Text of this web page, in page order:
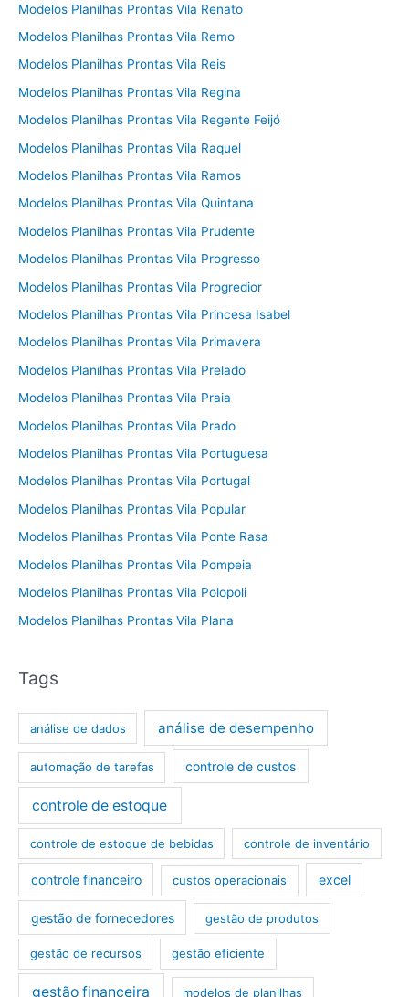
Modelos Planilhas Prontas Vila Renato
Modelos Planilhas Prontas Vila Remo
Modelos Planilhas Prontas Vila Reis
Modelos Planilhas Prontas Vila Regina
Modelos Planilhas Prontas Vila Regente Feijó
Modelos Planilhas Prontas Vila Raquel
Modelos Planilhas Prontas Vila Ramos
Modelos Planilhas Prontas Vila Quintana
Modelos Planilhas Prontas Vila Prudente
Modelos Planilhas Prontas Vila Progresso
Modelos Planilhas Prontas Vila Progredior
Modelos Planilhas Prontas Vila Princesa Isabel
Modelos Planilhas Prontas Vila Primavera
Modelos Planilhas Prontas Vila Prelado
Modelos Planilhas Prontas Vila Praia
Modelos Planilhas Prontas Vila Prado
Modelos Planilhas Prontas Vila Portuguesa
Modelos Planilhas Prontas Vila Portugal
Modelos Planilhas Prontas Vila Popular
Modelos Planilhas Prontas Vila Ponte Rasa
Modelos Planilhas Prontas Vila Pompeia
Modelos Planilhas Prontas Vila Polopoli
Modelos Planilhas Prontas Vila Plana
Tags
análise de dados análise de desempenho
automação de tarefas controle de custos
controle de estoque
controle de estoque de bebidas controle de inventário
controle financeiro custos operacionais excel
gestão de fornecedores gestão de produtos
gestão de recursos gestão eficiente
gestão financeira modelos de planilhas